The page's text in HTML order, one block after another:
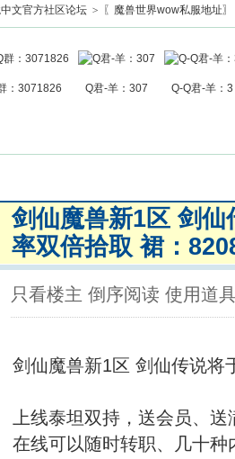
我的空间
帖子
文官方社区论坛 > 〖魔兽世界wow私服地址〗
：3071826 Q君-羊：307 Q-Q君-羊：3
剑仙魔兽新1区 剑
率双倍拾取 裙：
只看楼主 倒序阅读 使用道
剑仙魔兽新1区 剑仙传说
上线泰坦双持，送会员、
在线可以随时转职、几十种